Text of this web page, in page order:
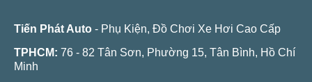
Tiến Phát Auto - Phụ Kiện, Đồ Chơi Xe Hơi Cao Cấp
TPHCM: 76 - 82 Tân Sơn, Phường 15, Tân Bình, Hồ Chí
Minh